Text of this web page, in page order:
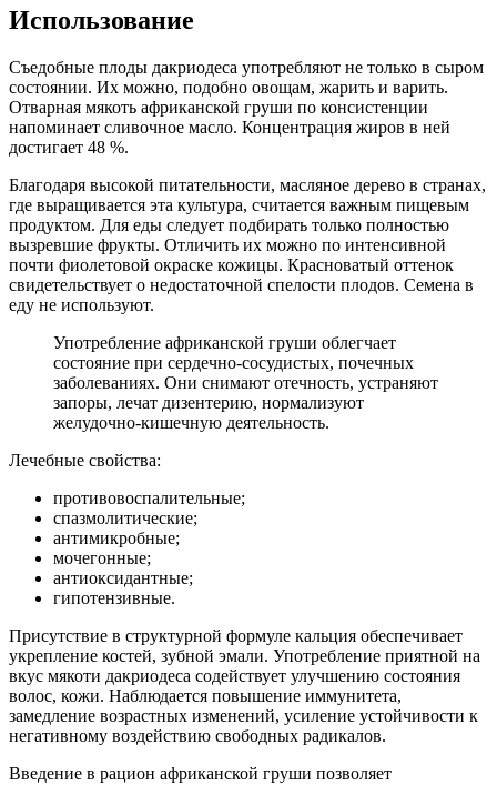
Использование
Съедобные плоды дакриодеса употребляют не только в сыром
состоянии. Их можно, подобно овощам, жарить и варить.
Отварная мякоть африканской груши по консистенции
напоминает сливочное масло. Концентрация жиров в ней
достигает 48 %.
Благодаря высокой питательности, масляное дерево в странах,
где выращивается эта культура, считается важным пищевым
продуктом. Для еды следует подбирать только полностью
вызревшие фрукты. Отличить их можно по интенсивной
почти фиолетовой окраске кожицы. Красноватый оттенок
свидетельствует о недостаточной спелости плодов. Семена в
еду не используют.
Употребление африканской груши облегчает
состояние при сердечно-сосудистых, почечных
заболеваниях. Они снимают отечность, устраняют
запоры, лечат дизентерию, нормализуют
желудочно-кишечную деятельность.
Лечебные свойства:
противовоспалительные;
спазмолитические;
антимикробные;
мочегонные;
антиоксидантные;
гипотензивные.
Присутствие в структурной формуле кальция обеспечивает
укрепление костей, зубной эмали. Употребление приятной на
вкус мякоти дакриодеса содействует улучшению состояния
волос, кожи. Наблюдается повышение иммунитета,
замедление возрастных изменений, усиление устойчивости к
негативному воздействию свободных радикалов.
Введение в рацион африканской груши позволяет